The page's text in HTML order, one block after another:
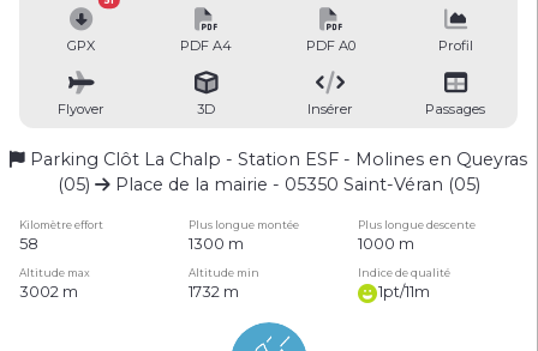
GPX PDF A4 PDF A0 Profil
Flyover 3D Insérer Passages
Parking Clôt La Chalp - Station ESF - Molines en Queyras
(05)
Place de la mairie - 05350 Saint-Véran (05)
Kilomètre effort Plus longue montée Plus longue descente
58 1300 m 1000 m
Altitude max Altitude min Indice de qualité
3002 m 1732 m 1pt/11m